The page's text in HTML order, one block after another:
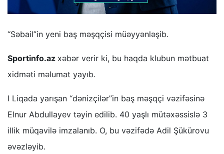
“Səbail”in yeni baş məşqçisi müəyyənləşib.
Sportinfo.az xəbər verir ki, bu haqda klubun mətbuat
xidməti məlumat yayıb.
I Liqada yarışan “dənizçilər”in baş məşqçi vəzifəsinə
Elnur Abdullayev təyin edilib. 40 yaşlı mütəxəssislə 3
illik müqavilə imzalanıb. O, bu vəzifədə Adil Şükürovu
əvəzləyib.